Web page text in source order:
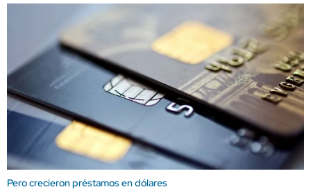
Pero crecieron préstamos en dólares